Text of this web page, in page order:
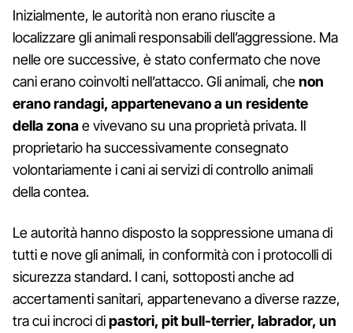
Inizialmente, le autorità non erano riuscite a
localizzare gli animali responsabili dell’aggressione. Ma
nelle ore successive, è stato confermato che nove
cani erano coinvolti nell’attacco. Gli animali, chenon
erano randagi, appartenevano a un residente
della zonae vivevano su una proprietà privata. Il
proprietario ha successivamente consegnato
volontariamente i cani ai servizi di controllo animali
della contea.
Le autorità hanno disposto la soppressione umana di
tutti e nove gli animali, in conformità con i protocolli di
sicurezza standard. I cani, sottoposti anche ad
accertamenti sanitari, appartenevano a diverse razze,
tra cui incroci dipastori, pit bull-terrier, labrador, un